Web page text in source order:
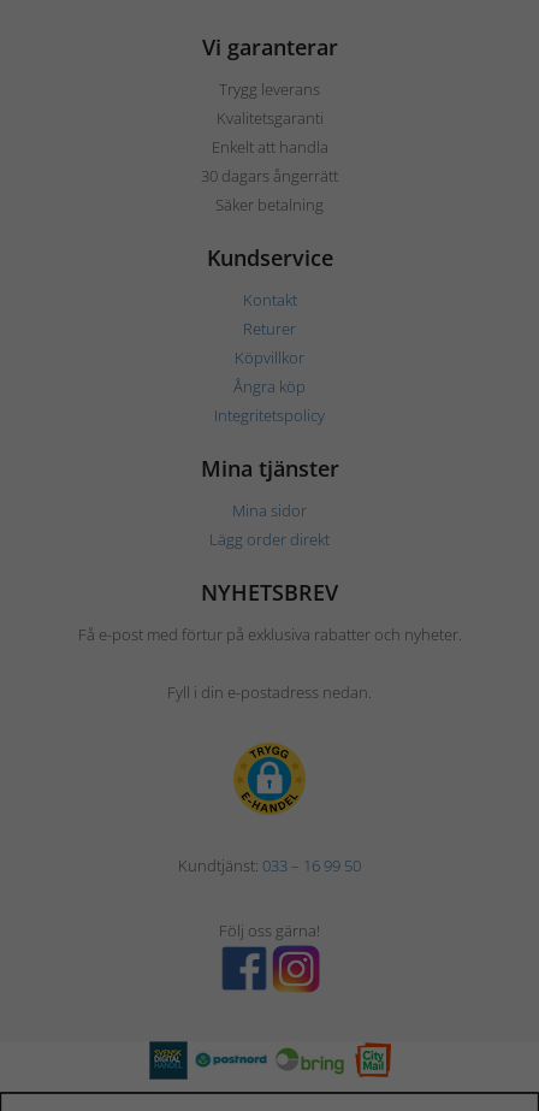
Vi garanterar
Trygg leverans
Kvalitetsgaranti
Enkelt att handla
30 dagars ångerrätt
Säker betalning
Kundservice
Kontakt
Returer
Köpvillkor
Ångra köp
Integritetspolicy
Mina tjänster
Mina sidor
Lägg order direkt
NYHETSBREV
Få e-post med förtur på exklusiva rabatter och nyheter.
Fyll i din e-postadress nedan.
Kundtjänst: 033 – 16 99 50
Följ oss gärna!